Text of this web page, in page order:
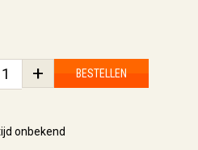
+ BESTELLEN
onbekend